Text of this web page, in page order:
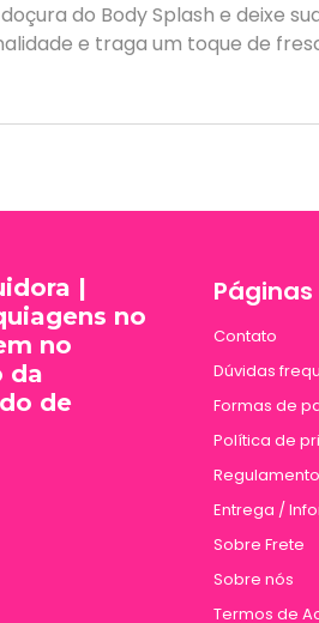
do Body Splash e deixe
e traga um toque de
Páginas
Contato
Dúvidas
Formas de
Política de
Entrega /
Sobre Frete
Sobre nós
Termos de
|
no
no
da
de